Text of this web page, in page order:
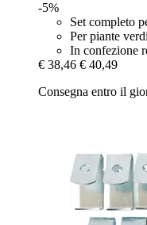
-5%
Set completo
Per piante
In confezione
€ 38,46 € 40,49
Consegna entro il